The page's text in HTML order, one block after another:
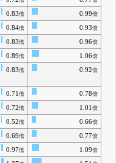
0.83倍 0.99倍
0.84倍 0.93倍
0.83倍 0.96倍
0.89倍 1.06倍
0.83倍 0.92倍
0.71 倍 0.78倍
0.72倍 1.01 倍
0.52倍 0.66倍
0.69倍 0.77倍
0.97倍 1.09倍